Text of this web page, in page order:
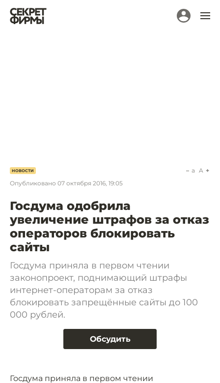
НОВОСТИ
Опубликовано 07 октября 2016, 19:05
a A
Госдума одобрила
увеличение штрафов за отказ
операторов блокировать
сайты
Госдума приняла в первом чтении
законопроект, поднимающий штрафы
интернет-операторам за отказ
блокировать запрещённые сайты до 100
000 рублей.
Обсудить
Госдума приняла в первом чтении